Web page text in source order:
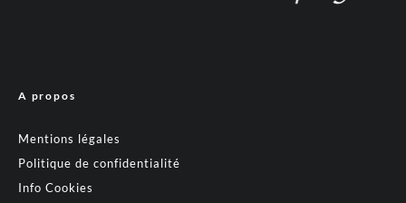
A propos
Mentions légales
Politique de confidentialité
Info Cookies